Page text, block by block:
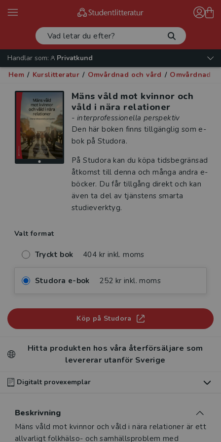
Handlar som:
Privatkund
Hem / Kurslitteratur / Omvårdnad och vård / Omvårdnad
Mäns våld mot kvinnor och
våld i nära relationer
- interprofessionella perspektiv
Den här boken finns tillgänglig som e-
bok på Studora.
På Studora kan du köpa tidsbegränsad
åtkomst till denna och många andra e-
böcker. Du får tillgång direkt och kan
även ta del av tjänstens smarta
studieverktyg.
Valt format
Tryckt bok 404 kr inkl. moms
Studora e-bok 252 kr inkl. moms
Köp på Studora
Hitta produkten hos våra återförsäljare som
levererar utanför Sverige
Digitalt provexemplar
digitalt provexemplar av den här produkten
Våra digitala provexemplar tillhandahålls via Studora.se
Beskrivning
Beskrivning
Mäns våld mot kvinnor och våld i nära relationer är ett
allvarligt folkhälso- och samhällsproblem med